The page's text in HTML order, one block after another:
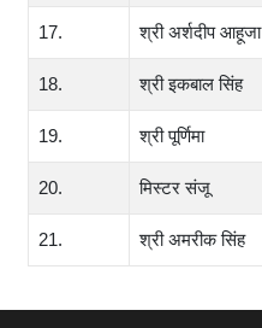
17. श्री अर्शदीप आहूजा
18. श्री इकबाल सिंह
19. श्री पूर्णिमा
20. मिस्टर संजू
21. श्री अमरीक सिंह